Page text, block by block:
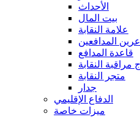
الأحداث
بيت المال
علامة النقابة
عرين المدافعين
قاعدة المدافع
مراقبة النقابة
متجر النقابة
جدار
الدفاع الإقليمي
ميزات خاصة